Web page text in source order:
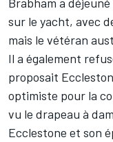
sur le yacht, avec
mais le vétéran
Il a également
proposait
optimiste pour la
vu le drapeau à
Ecclestone et son